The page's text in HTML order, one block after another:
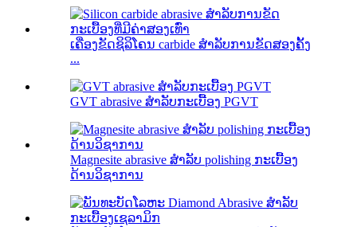
ເຄື່ອງຂັດຊິລິໂຄນ carbide ສໍາລັບການຂັດສອງຄັ້ງ
...
GVT abrasive ສໍາລັບກະເບື້ອງ PGVT
Magnesite abrasive ສໍາລັບ polishing ກະເບື້ອງ
ດ້ານວິຊາການ